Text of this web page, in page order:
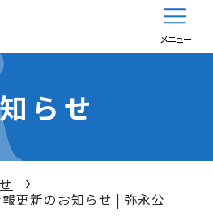
メニュー
らせ
更新のお知らせ | 弥永公